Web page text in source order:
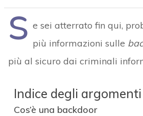
S e sei atterrato fin qui,
più informazioni sulle
più al sicuro dai criminali
Indice degli argomenti
Cos’è una backdoor